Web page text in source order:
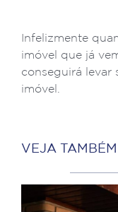
Infelizmente
imóvel que já
conseguirá levar
imóvel.
VEJA TAMBÉM